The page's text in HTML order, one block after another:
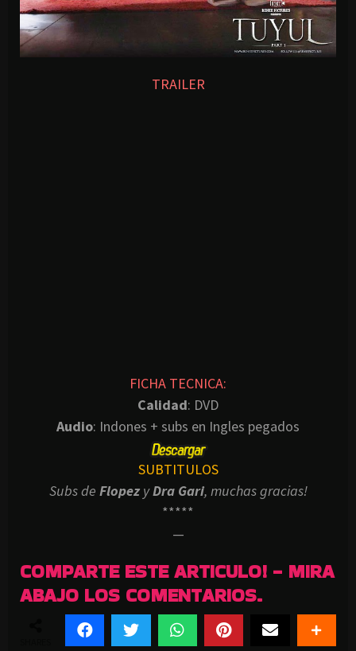
TRAILER
FICHA TECNICA:
Calidad: DVD
Audio: Indones + subs en Ingles pegados
SUBTITULOS
Subs de FlopezyDra Gari, muchas gracias!
*****
—
COMPARTE ESTE ARTICULO! - MIRA
ABAJO LOS COMENTARIOS.